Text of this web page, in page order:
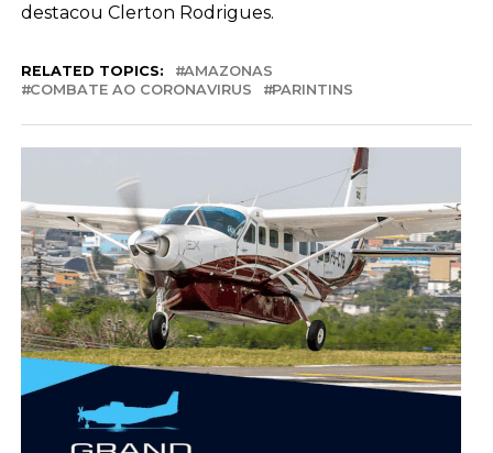
destacou Clerton Rodrigues.
RELATED TOPICS:
AMAZONAS
COMBATE AO CORONAVIRUS
PARINTINS